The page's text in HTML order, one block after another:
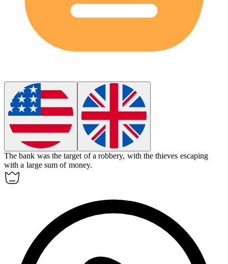
The bank was the target of arobbery, with the thieves escaping
with a large sum of money.